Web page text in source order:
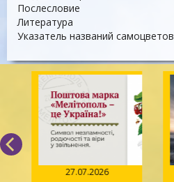
Послесловие
Литература
Указатель названий самоцветов
27.07.2026